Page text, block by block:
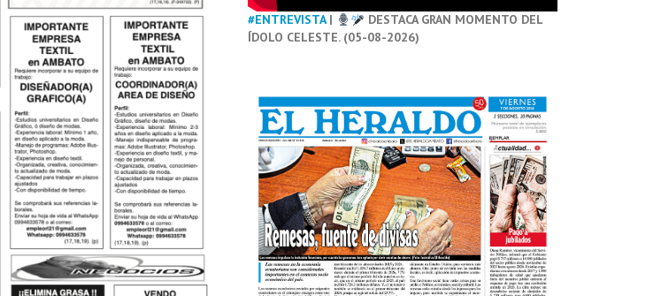
#ENTREVISTA|
DESTACA GRAN MOMENTO DEL
ÍDOLO CELESTE. (05-08-2026)